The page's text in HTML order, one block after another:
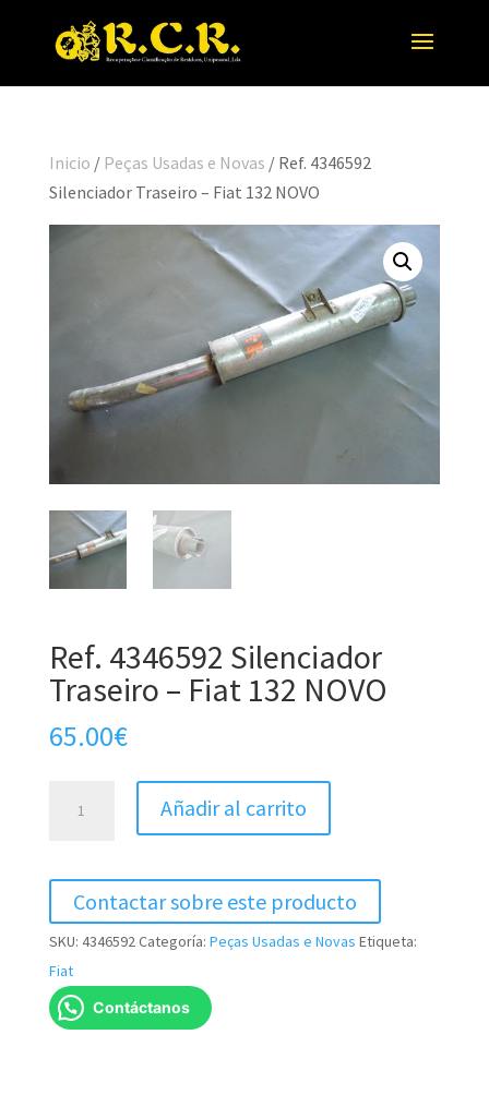
Inicio / Peças Usadas e Novas / Ref. 4346592
Silenciador Traseiro – Fiat 132 NOVO
Ref. 4346592 Silenciador
Traseiro – Fiat 132 NOVO
65.00€
4346592
Traseiro
Fiat
132
NOVO
cantidad
Añadir al carrito
Contactar sobre este producto
SKU: 4346592Categoría: Peças Usadas e Novas Etiqueta:
Fiat
Contáctanos